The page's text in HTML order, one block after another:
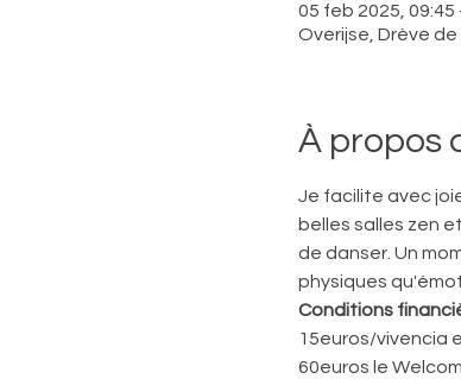
05 feb 2025, 09:45
Overijse, Drève
À propos
Je facilite avec
belles salles zen
de danser. Un
physiques
Conditions
15euros/vivencia
60euros le